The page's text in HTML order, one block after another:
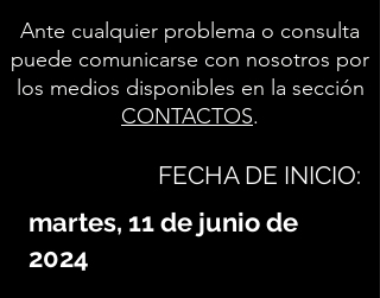
Ante cualquier problema o consulta
puede comunicarse con nosotros por
los medios disponibles en la sección
CONTACTOS.
FECHA DE INICIO:
martes, 11 de junio de
2024